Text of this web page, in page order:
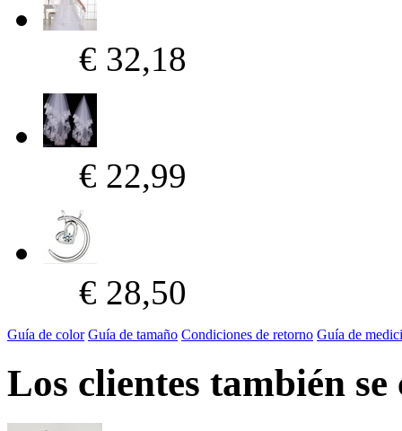
€ 32,18
€ 22,99
€ 28,50
Guía de color Guía de tamaño Condiciones de retorno Guía de
Los clientes también se